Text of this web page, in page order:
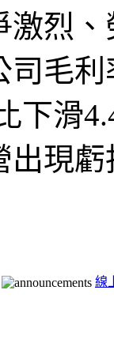
激烈
司毛
下滑
出現
線